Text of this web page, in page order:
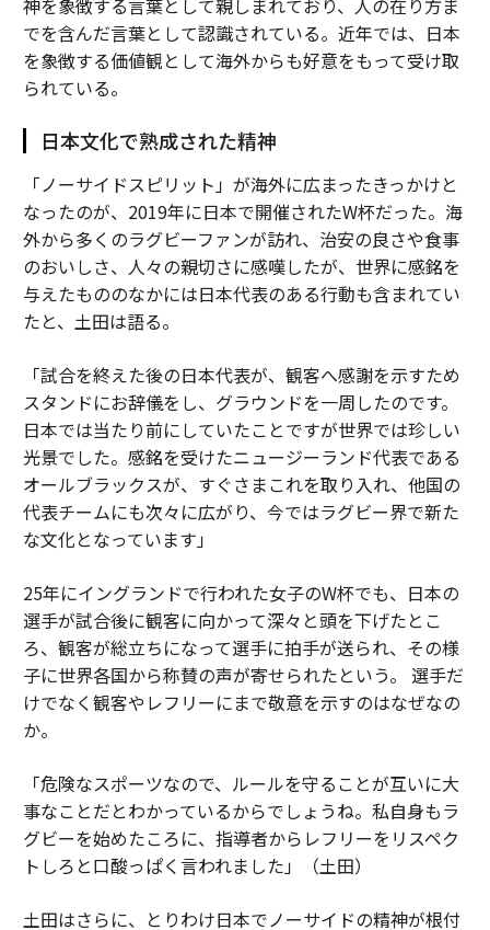
でを含んだ言葉として認識されている。近年では、日本
を象徴する価値観として海外からも好意をもって受け取
られている。
日本文化で熟成された精神
「ノーサイドスピリット」が海外に広まったきっかけと
なったのが、2019年に日本で開催されたW杯だった。海
外から多くのラグビーファンが訪れ、治安の良さや食事
のおいしさ、人々の親切さに感嘆したが、世界に感銘を
与えたもののなかには日本代表のある行動も含まれてい
たと、土田は語る。
「試合を終えた後の日本代表が、観客へ感謝を示すため
スタンドにお辞儀をし、グラウンドを一周したのです。
日本では当たり前にしていたことですが世界では珍しい
光景でした。感銘を受けたニュージーランド代表である
オールブラックスが、すぐさまこれを取り入れ、他国の
代表チームにも次々に広がり、今ではラグビー界で新た
な文化となっています」
25年にイングランドで行われた女子のW杯でも、日本の
選手が試合後に観客に向かって深々と頭を下げたとこ
ろ、観客が総立ちになって選手に拍手が送られ、その様
子に世界各国から称賛の声が寄せられたという。 選手だ
けでなく観客やレフリーにまで敬意を示すのはなぜなの
か。
「危険なスポーツなので、ルールを守ることが互いに大
事なことだとわかっているからでしょうね。私自身もラ
グビーを始めたころに、指導者からレフリーをリスペク
トしろと口酸っぱく言われました」（土田）
土田はさらに、とりわけ日本でノーサイドの精神が根付